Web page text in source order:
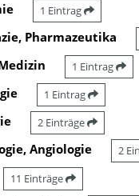
1 Eintrag
Pharmazeutika
1 Eintrag
1 Eintrag
2 Einträge
Angiologie 2
11 Einträge